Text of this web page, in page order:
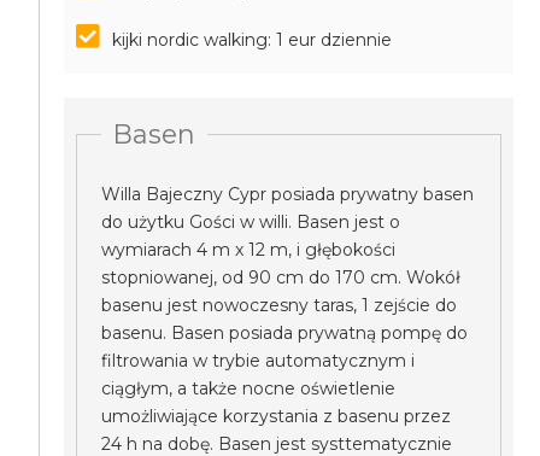
kijki nordic walking: 1 eur dziennie
Basen
Willa Bajeczny Cypr posiada prywatny basen
do użytku Gości w willi. Basen jest o
wymiarach 4 m x 12 m, i głębokości
stopniowanej, od 90 cm do 170 cm. Wokół
basenu jest nowoczesny taras, 1 zejście do
basenu. Basen posiada prywatną pompę do
filtrowania w trybie automatycznym i
ciągłym, a także nocne oświetlenie
umożliwiające korzystania z basenu przez
24 h na dobę. Basen jest systtematycznie